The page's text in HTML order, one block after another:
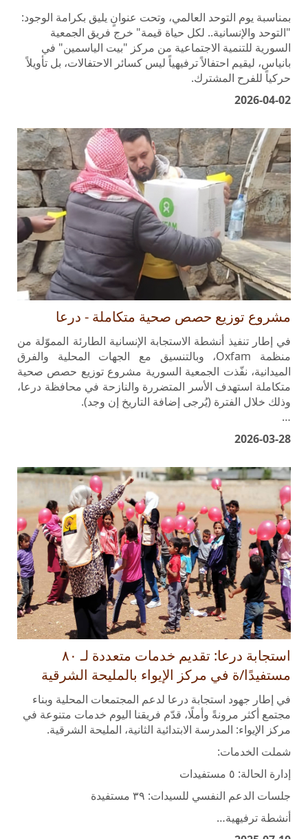
السورية للتنمية الاجتماعية من مركز "بيت الياسمين" في
بانياس، ليقيم احتفالاً ترفيهياً ليس كسائر الاحتفالات، بل تأويلاً
حركياً للفرح المشترك.
2026-04-02
مشروع توزيع حصص صحية متكاملة - درعا
في إطار تنفيذ أنشطة الاستجابة الإنسانية الطارئة المموّلة من
منظمة Oxfam، وبالتنسيق مع الجهات المحلية والفرق
الميدانية، نفّذت الجمعية السورية مشروع توزيع حصص صحية
متكاملة استهدف الأسر المتضررة والنازحة في محافظة درعا،
وذلك خلال الفترة (يُرجى إضافة التاريخ إن وجد).
…
2026-03-28
استجابة درعا: تقديم خدمات متعددة لـ ٨٠
مستفيدًا/ة في مركز الإيواء بالمليحة الشرقية
في إطار جهود استجابة درعا لدعم المجتمعات المحلية وبناء
مجتمع أكثر مرونةً وأملًا، قدّم فريقنا اليوم خدمات متنوعة في
مركز الإيواء: المدرسة الابتدائية الثانية، المليحة الشرقية.
شملت الخدمات:
إدارة الحالة: ٥ مستفيدات
جلسات الدعم النفسي للسيدات: ٣٩ مستفيدة
أنشطة ترفيهية…
2025-07-10